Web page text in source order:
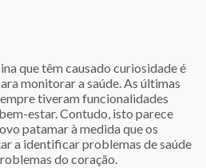
que têm causado curiosidade é
monitorar a saúde. As últimas
tiveram funcionalidades
estar. Contudo, isto parece
patamar à medida que os
a identificar problemas de saúde
do coração.